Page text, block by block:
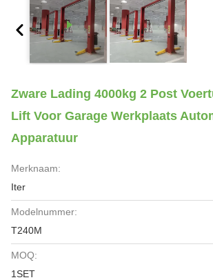
Zware Lading 4000kg 2 Post
Lift Voor Garage Werkplaats
Apparatuur
Merknaam:
Iter
Modelnummer:
T240M
MOQ:
1SET